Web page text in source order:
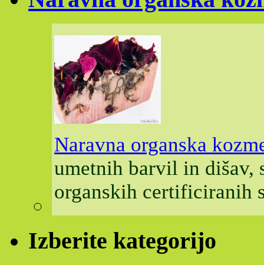
Naravna organska
umetnih barvil in dišav,
organskih certificiranih
Izberite kategorijo